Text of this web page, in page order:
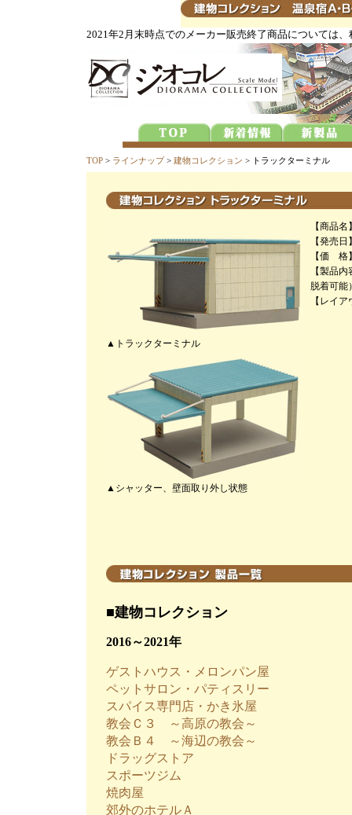
2021年2月末時点でのメーカー販売終了商品については
TOP > ラインナップ> 建物コレクション > トラックターミナル
▲トラックターミナル
▲シャッター、壁面取り外し状態
【商品
【発売
【価 格
【製品
脱着可能
【レイ
■建物コレクション
2016～2021年
ゲストハウス・メロンパン屋
ペットサロン・パティスリー
スパイス専門店・かき氷屋
教会Ｃ３ ～高原の教会～
教会Ｂ４ ～海辺の教会～
ドラッグストア
スポーツジム
焼肉屋
郊外のホテルＡ